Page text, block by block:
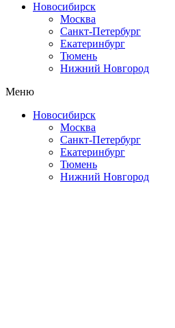
Новосибирск
Москва
Санкт-Петербург
Екатеринбург
Тюмень
Нижний Новгород
Меню
Новосибирск
Москва
Санкт-Петербург
Екатеринбург
Тюмень
Нижний Новгород